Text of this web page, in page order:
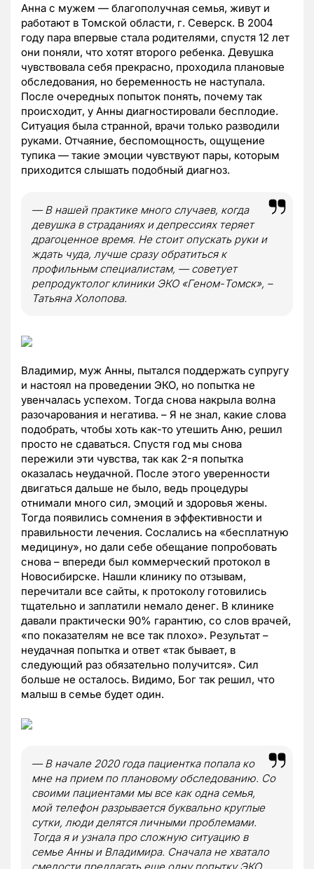
Анна с мужем — благополучная семья, живут и
работают в Томской области, г. Северск. В 2004
году пара впервые стала родителями, спустя 12 лет
они поняли, что хотят второго ребенка. Девушка
чувствовала себя прекрасно, проходила плановые
обследования, но беременность не наступала.
После очередных попыток понять, почему так
происходит, у Анны диагностировали бесплодие.
Ситуация была странной, врачи только разводили
руками. Отчаяние, беспомощность, ощущение
тупика — такие эмоции чувствуют пары, которым
приходится слышать подобный диагноз.
— В нашей практике много случаев, когда
девушка в страданиях и депрессиях теряет
драгоценное время. Не стоит опускать руки и
ждать чуда, лучше сразу обратиться к
профильным специалистам, — советует
репродуктолог клиники ЭКО «Геном-Томск», –
Татьяна Холопова.
Владимир, муж Анны, пытался поддержать супругу
и настоял на проведении ЭКО, но попытка не
увенчалась успехом. Тогда снова накрыла волна
разочарования и негатива. – Я не знал, какие слова
подобрать, чтобы хоть как-то утешить Аню, решил
просто не сдаваться. Спустя год мы снова
пережили эти чувства, так как 2-я попытка
оказалась неудачной. После этого уверенности
двигаться дальше не было, ведь процедуры
отнимали много сил, эмоций и здоровья жены.
Тогда появились сомнения в эффективности и
правильности лечения. Сослались на «бесплатную
медицину», но дали себе обещание попробовать
снова – впереди был коммерческий протокол в
Новосибирске. Нашли клинику по отзывам,
перечитали все сайты, к протоколу готовились
тщательно и заплатили немало денег. В клинике
давали практически 90% гарантию, со слов врачей,
«по показателям не все так плохо». Результат –
неудачная попытка и ответ «так бывает, в
следующий раз обязательно получится». Сил
больше не осталось. Видимо, Бог так решил, что
малыш в семье будет один.
— В начале 2020 года пациентка попала ко
мне на прием по плановому обследованию. Со
своими пациентами мы все как одна семья,
мой телефон разрывается буквально круглые
сутки, люди делятся личными проблемами.
Тогда я и узнала про сложную ситуацию в
семье Анны и Владимира. Сначала не хватало
смелости предлагать еще одну попытку ЭКО,